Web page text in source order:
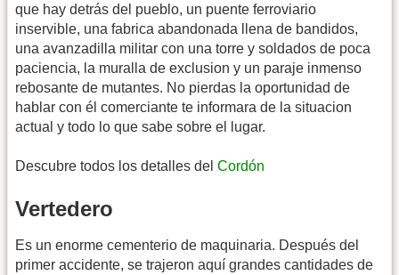
que hay detrás del pueblo, un puente ferroviario
inservible, una fabrica abandonada llena de bandidos,
una avanzadilla militar con una torre y soldados de poca
paciencia, la muralla de exclusion y un paraje inmenso
rebosante de mutantes. No pierdas la oportunidad de
hablar con él comerciante te informara de la situacion
actual y todo lo que sabe sobre el lugar.
Descubre todos los detalles del Cordón
Vertedero
Es un enorme cementerio de maquinaria. Después del
primer accidente, se trajeron aquí grandes cantidades de